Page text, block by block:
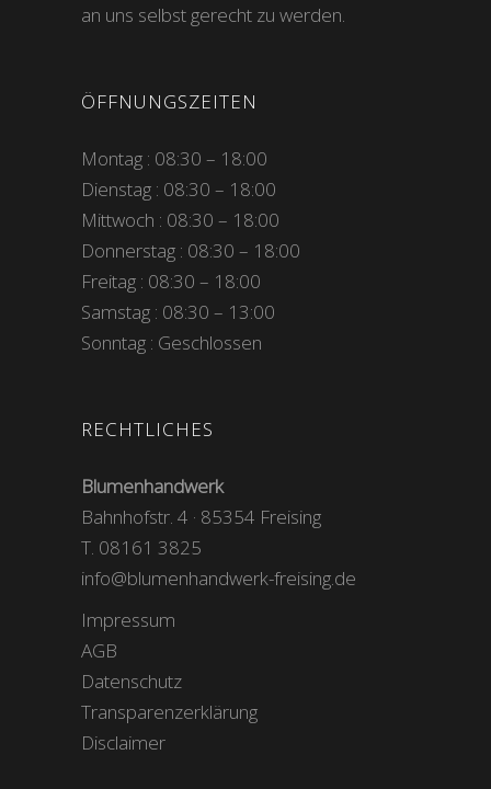
an uns selbst gerecht zu werden.
ÖFFNUNGSZEITEN
Montag : 08:30 – 18:00
Dienstag : 08:30 – 18:00
Mittwoch : 08:30 – 18:00
Donnerstag : 08:30 – 18:00
Freitag : 08:30 – 18:00
Samstag : 08:30 – 13:00
Sonntag : Geschlossen
RECHTLICHES
Blumenhandwerk
Bahnhofstr. 4 · 85354 Freising
T. 08161 3825
info@blumenhandwerk-freising.de
Impressum
AGB
Datenschutz
Transparenzerklärung
Disclaimer